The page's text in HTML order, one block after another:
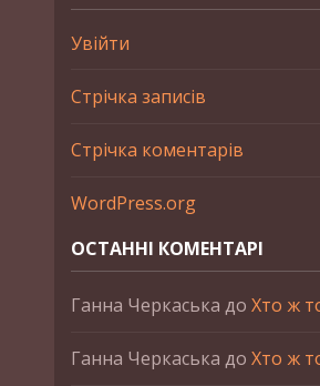
Увійти
Стрічка записів
Стрічка коментарів
WordPress.org
ОСТАННІ КОМЕНТАРІ
Ганна Черкаська до Хто ж
Ганна Черкаська до Хто ж